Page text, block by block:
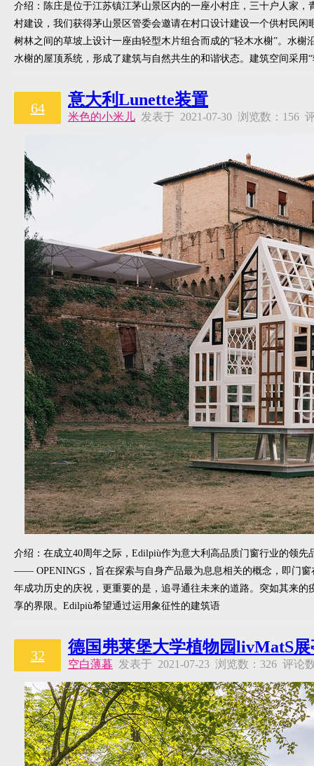
介绍：陈庄是位于江苏镇江茅山景区内的一座小村庄，三十户人家
村建设，我们获得茅山景区管委会邀请在村口设计建设一个供村民
树林之间的草坡上设计一座由轻型木片组合而成的“轻木水榭”。水
水榭的屋顶系统，形成了建筑与自然共生的和谐状态。建筑空间采用“
64 意大利Lunette装置
米色的小米儿 发表于 2021-07-30 浏览数：156
介绍：在成立40周年之际，Edilpiù作为意大利高品质门窗行业的领
—— OPENINGS，旨在探索与自身产品最为息息相关的概念，即门
年成功历史的庆祝，更重要的是，追寻通往未来的道路。突如其来
享的界限。Edilpiù希望通过运用象征性的建筑语
32 德国弗莱堡大学植物园livMatS展
空白薄暮 发表于 2021-07-23 浏览数：326 评论